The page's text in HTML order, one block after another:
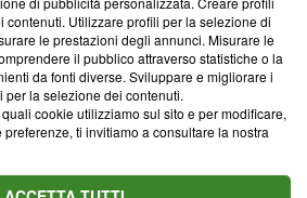
Via Carlo Frasca, 3 - 6900
+39 0690258937
Utilizzare profili per la selezione di
le prestazioni degli annunci. Misurare le
il pubblico attraverso statistiche o la
da fonti diverse. Sviluppare e migliorare i
la selezione dei contenuti.
cookie utilizziamo sul sito e per modificare,
ti invitiamo a consultare la nostra